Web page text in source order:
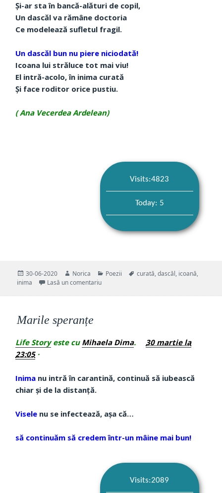
Și-ar sta în bancă-alături de copil,
Un dascăl va rămâne doctoria
Ce modelează sufletul fragil.
Un dascăl bun nu piere niciodată!
Icoana lui străluce tot mai viu!
El intră-acolo, în inima curată
Și face roditor orice pustiu.
( Ana Vecerdea Ardelean)
Visits:4823
Today: 5
Publicat
pe
30-06-2020 Autor
Norica Categorii
Poezii Etichete
curată,dascăl, icoană,
inima
Lasă un comentariula DASCĂLUL NU PIERE
Marile speranțe
Life Storyeste cu Mihaela Dima.
30 martie la
23:05·
Inima nu intră în carantină, continuă să iubească
chiar și de la distanță.
Visele nu se infectează, așa că…
să continuăm să credem într-un mâine mai bun!
Visits:2089